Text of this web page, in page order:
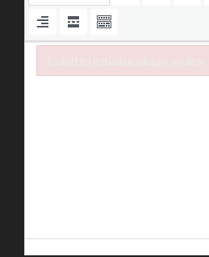
Failed to initialize plugin: wplink